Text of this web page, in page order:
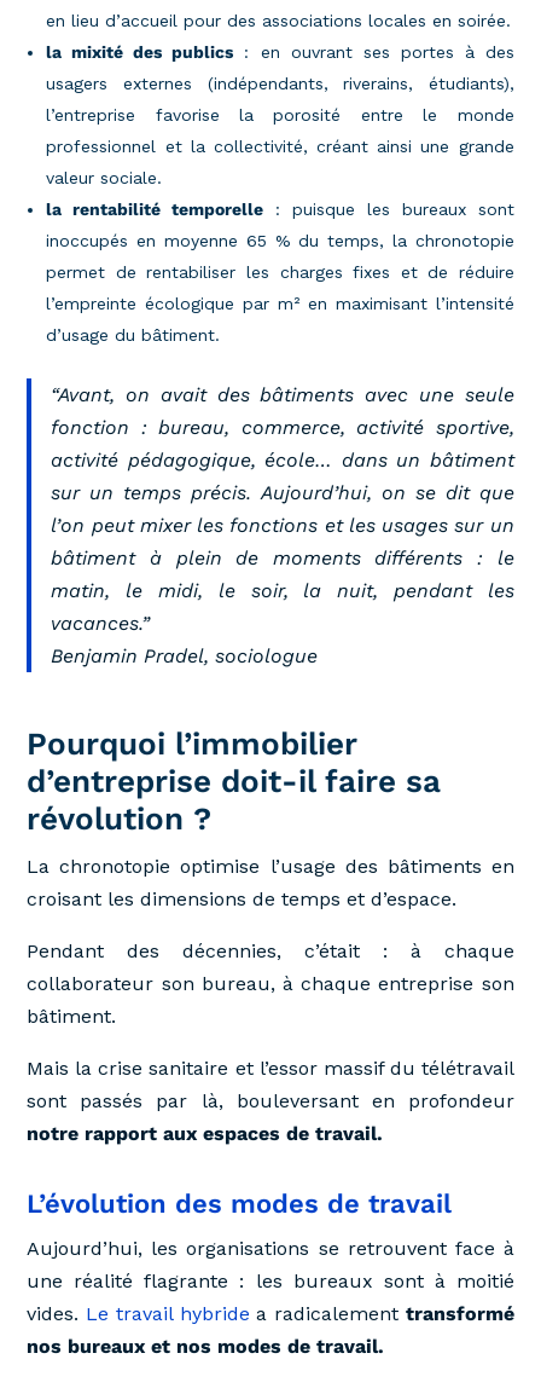
en lieu d’accueil pour des associations locales en soirée.
la mixité des publics : en ouvrant ses portes à des
usagers externes (indépendants, riverains, étudiants),
l’entreprise favorise la porosité entre le monde
professionnel et la collectivité, créant ainsi une grande
valeur sociale.
la rentabilité temporelle : puisque les bureaux sont
inoccupés en moyenne 65 % du temps, la chronotopie
permet de rentabiliser les charges fixes et de réduire
l’empreinte écologique par m² en maximisant l’intensité
d’usage du bâtiment.
“Avant, on avait des bâtiments avec une seule
fonction : bureau, commerce, activité sportive,
activité pédagogique, école… dans un bâtiment
sur un temps précis. Aujourd’hui, on se dit que
l’on peut mixer les fonctions et les usages sur un
bâtiment à plein de moments différents : le
matin, le midi, le soir, la nuit, pendant les
vacances.”
Benjamin Pradel, sociologue
Pourquoi l’immobilier
d’entreprise doit-il faire sa
révolution ?
La chronotopie optimise l’usage des bâtiments en
croisant les dimensions de temps et d’espace.
Pendant des décennies, c’était : à chaque
collaborateur son bureau, à chaque entreprise son
bâtiment.
Mais la crise sanitaire et l’essor massif du télétravail
sont passés par là, bouleversant en profondeur
notre rapport aux espaces de travail.
L’évolution des modes de travail
Aujourd’hui, les organisations se retrouvent face à
une réalité flagrante : les bureaux sont à moitié
vides. Le travail hybride a radicalement transformé
nos bureaux et nos modes de travail.